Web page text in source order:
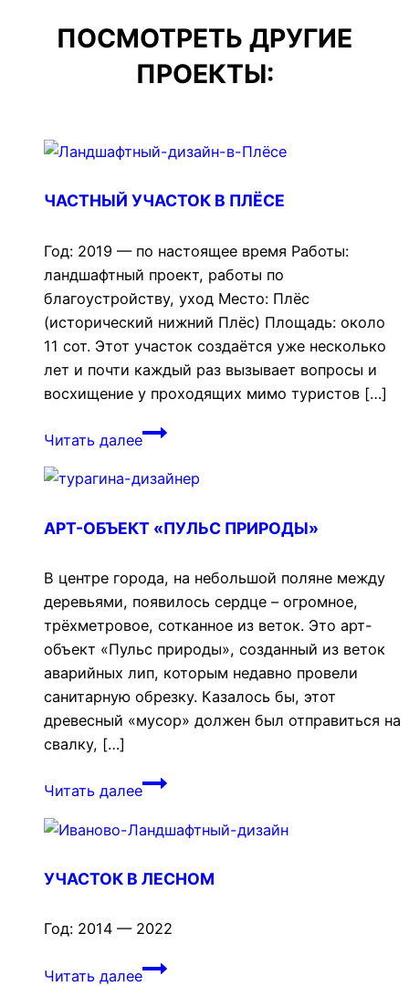
ПОСМОТРЕТЬ ДРУГИЕ
ПРОЕКТЫ:
ЧАСТНЫЙ УЧАСТОК В ПЛЁСЕ
Год: 2019 — по настоящее время Работы:
ландшафтный проект, работы по
благоустройству, уход Место: Плёс
(исторический нижний Плёс) Площадь: около
11 сот. Этот участок создаётся уже несколько
лет и почти каждый раз вызывает вопросы и
восхищение у проходящих мимо туристов […]
Читать далееЧастный
в
АРТ-ОБЪЕКТ «ПУЛЬС ПРИРОДЫ»
В центре города, на небольшой поляне между
деревьями, появилось сердце – огромное,
трёхметровое, сотканное из веток. Это арт-
объект «Пульс природы», созданный из веток
аварийных лип, которым недавно провели
санитарную обрезку. Казалось бы, этот
древесный «мусор» должен был отправиться на
свалку, […]
Читать далееАрт-
«Пульс
УЧАСТОК В ЛЕСНОМ
Год: 2014 — 2022
Читать далееУчасток